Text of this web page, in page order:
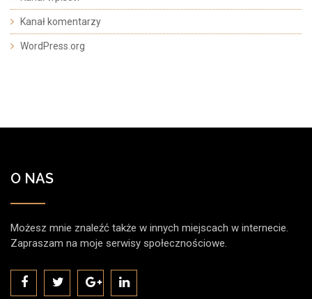
Kanał komentarzy
WordPress.org
O NAS
Możesz mnie znaleźć także w innych miejscach w internecie.
Zapraszam na moje serwisy społecznościowe.